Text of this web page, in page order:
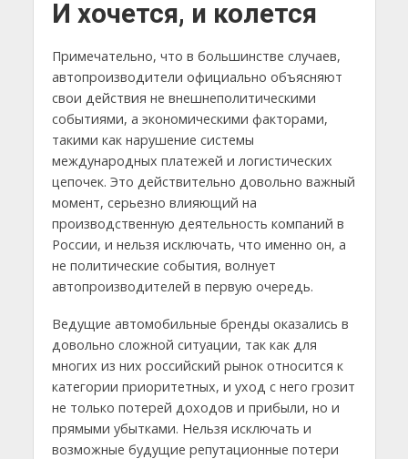
И хочется, и колется
Примечательно, что в большинстве случаев,
автопроизводители официально объясняют
свои действия не внешнеполитическими
событиями, а экономическими факторами,
такими как нарушение системы
международных платежей и логистических
цепочек. Это действительно довольно важный
момент, серьезно влияющий на
производственную деятельность компаний в
России, и нельзя исключать, что именно он, а
не политические события, волнует
автопроизводителей в первую очередь.
Ведущие автомобильные бренды оказались в
довольно сложной ситуации, так как для
многих из них российский рынок относится к
категории приоритетных, и уход с него грозит
не только потерей доходов и прибыли, но и
прямыми убытками. Нельзя исключать и
возможные будущие репутационные потери